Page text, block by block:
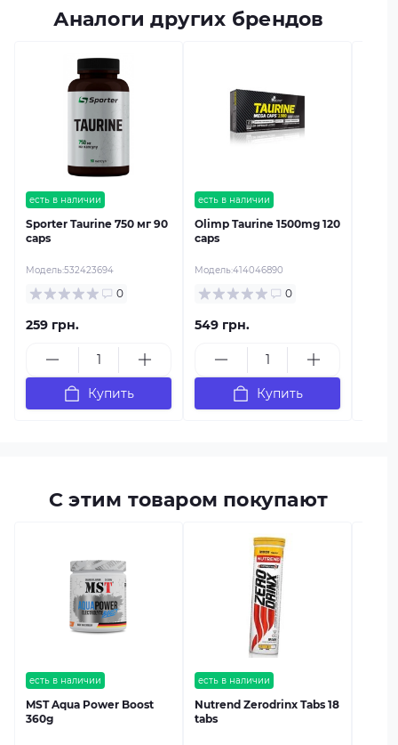
Аналоги других брендов
есть в наличии
Sporter Taurine 750 мг 90
caps
Модель:532423694
0
259 грн.
Купить
есть в наличии
Olimp Taurine 1500mg 120
caps
Модель:414046890
0
549 грн.
Купить
С этим товаром покупают
есть в наличии
MST Aqua Power Boost
360g
есть в наличии
Nutrend Zerodrinx Tabs 18
tabs